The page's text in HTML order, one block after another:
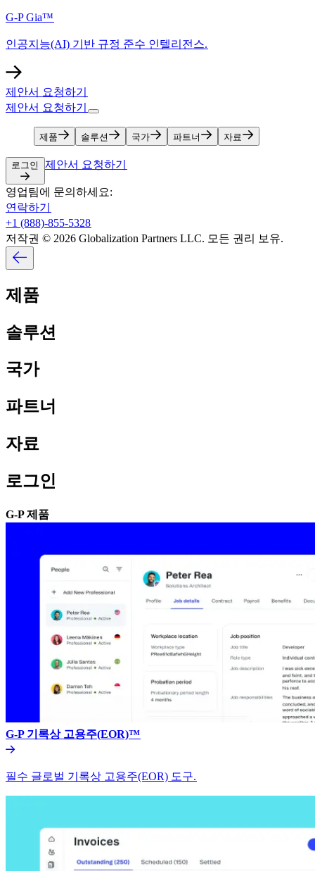
G-P Gia™​​
인공지능(AI) 기반 규정 준수 인텔리전스.​​
제안서 요청하기​​
제안서 요청하기​​
제품​​ 솔루션​​ 국가​​ 파트너​​ 자료​​
로그인​​ 제안서 요청하기​​
영업팀에 문의하세요:​​
연락하기​​
+1 (888)-855-5328​​
저작권 © 2026 Globalization Partners LLC. 모든 권리 보유.​​
제품​​
솔루션​​
국가​​
파트너​​
자료​​
로그인​​
G-P 제품​​
G-P 기록상 고용주(EOR)™​​
필수 글로벌 기록상 고용주(EOR) 도구.​​